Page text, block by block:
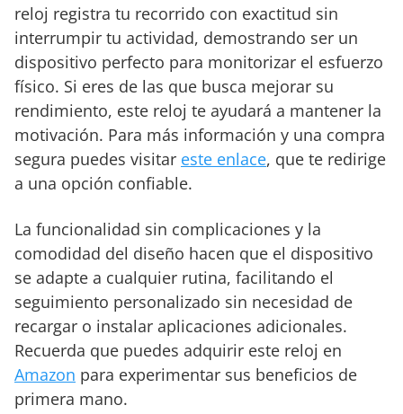
reloj registra tu recorrido con exactitud sin
interrumpir tu actividad, demostrando ser un
dispositivo perfecto para monitorizar el esfuerzo
físico. Si eres de las que busca mejorar su
rendimiento, este reloj te ayudará a mantener la
motivación. Para más información y una compra
segura puedes visitar este enlace, que te redirige
a una opción confiable.
La funcionalidad sin complicaciones y la
comodidad del diseño hacen que el dispositivo
se adapte a cualquier rutina, facilitando el
seguimiento personalizado sin necesidad de
recargar o instalar aplicaciones adicionales.
Recuerda que puedes adquirir este reloj en
Amazon para experimentar sus beneficios de
primera mano.